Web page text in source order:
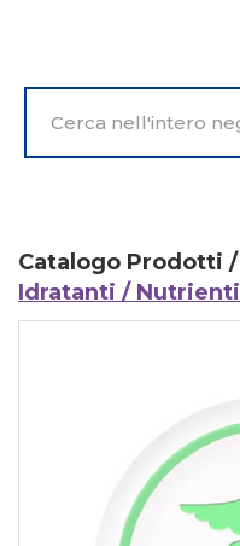
principale
Prodotto
Catalogo Prodotti /
Idratanti / Nutrienti